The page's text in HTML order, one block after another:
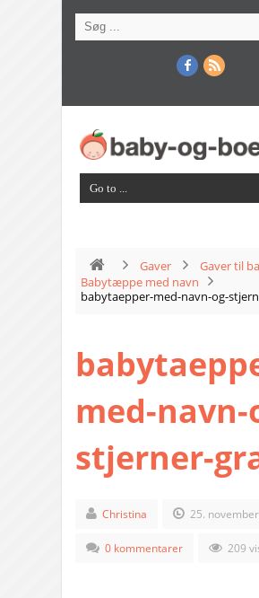
Gaver
Gaver til
Babytæppe med navn
babytaepper-med-navn-og-
med-navn-
stjerner-
Christina 25.
0 kommentarer 209